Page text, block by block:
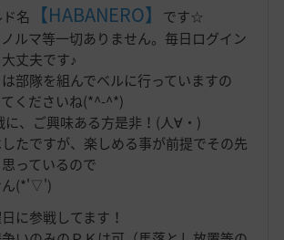
り
名 【HABANERO】
です☆
ルマ等一切ありません。毎日ログイン
丈夫です♪
部隊を組んでベルに行っていますの
くださいね(*^-^*)
に、ご興味ある方是非！(人∀・)
たですが、楽しめる事が前提でその先
っているので
ん(*'▽')
に参戦してます！